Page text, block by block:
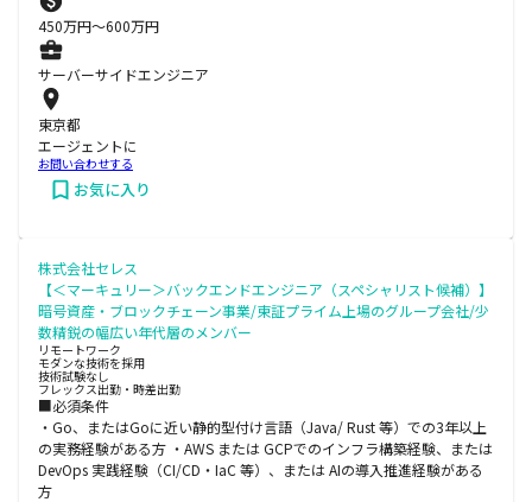
450万円〜600万円
サーバーサイドエンジニア
東京都
エージェントに
お問い合わせする
お気に入り
株式会社セレス
【＜マーキュリー＞バックエンドエンジニア（スペシャリスト候補）】
暗号資産・ブロックチェーン事業/東証プライム上場のグループ会社/少
数精鋭の幅広い年代層のメンバー
リモートワーク
モダンな技術を採用
技術試験なし
フレックス出勤・時差出勤
■必須条件
・Go、またはGoに近い静的型付け言語（Java/ Rust 等）での3年以上
の実務経験がある方 ・AWS または GCPでのインフラ構築経験、または
DevOps 実践経験（CI/CD・IaC 等）、または AIの導入推進経験がある
方